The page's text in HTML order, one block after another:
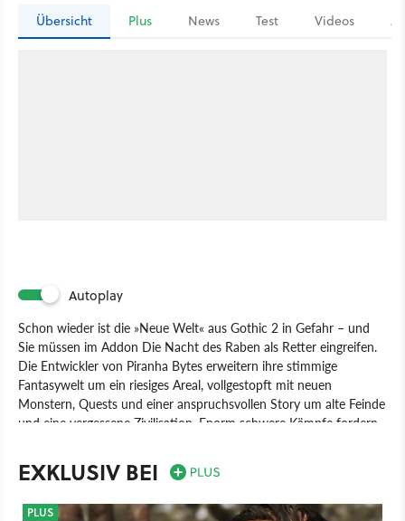
Übersicht Plus News Test Videos
Autoplay
Schon wieder ist die »Neue Welt« aus Gothic 2 in Gefahr – und
Sie müssen im Addon Die Nacht des Raben als Retter eingreifen.
Die Entwickler von Piranha Bytes erweitern ihre stimmige
Fantasywelt um ein riesiges Areal, vollgestopft mit neuen
Monstern, Quests und einer anspruchsvollen Story um alte Feinde
und eine vergessene Zivilisation. Enorm schwere Kämpfe fordern
Spiel PC Rollenspiel JoWooD
Gothic 2: Die Nacht des Raben
EXKLUSIV BEI
PLUS